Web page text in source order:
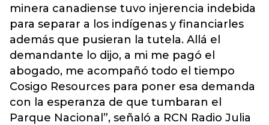
minera canadiense tuvo injerencia indebida
para separar a los indígenas y financiarles
además que pusieran la tutela. Allá el
demandante lo dijo, a mi me pagó el
abogado, me acompañó todo el tiempo
Cosigo Resources para poner esa demanda
con la esperanza de que tumbaran el
Parque Nacional”, señaló a RCN Radio Julia